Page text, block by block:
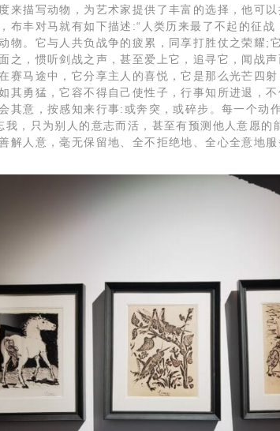
来描写动物，为艺术家提供了丰富的选择，他可
布丰对马就有如下描述:“人类历来最了不起的征战
物。它与人共负战争的疲累，同享打胜仗之荣耀;
之，惯听剑战之声，甚至爱上它，追寻它，闻战
赛马途中，它分享主人的喜悦，它是那么光芒四射
其勇猛，它容不得自己使性子，行事知所进退，不
其意，按感知来行事:或奔突，或碎步。每一个动
我，只为别人的意志而活，甚至有预测他人意愿的
解人意，毫无保留地、全不拒绝地、全心全意地